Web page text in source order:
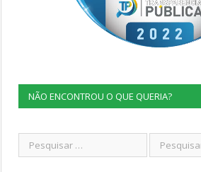
NÃO ENCONTROU O QUE QUERIA?